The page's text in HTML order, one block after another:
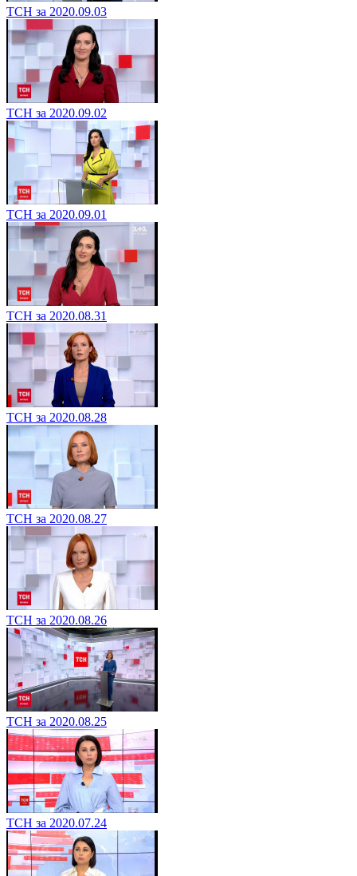
ТСН за 2020.09.03
ТСН за 2020.09.02
ТСН за 2020.09.01
ТСН за 2020.08.31
ТСН за 2020.08.28
ТСН за 2020.08.27
ТСН за 2020.08.26
ТСН за 2020.08.25
ТСН за 2020.07.24